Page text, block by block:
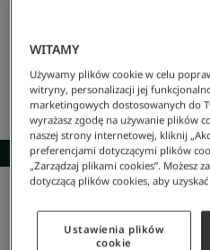
SKOMPLETUJ
Spodnie Dresowe Paris Z
WITAMY
Używamy plików cookie w celu
witryny, personalizacji jej
marketingowych dostosowanych do
wyrażasz zgodę na używanie plików
naszej strony internetowej, kliknij
preferencjami dotyczącymi plików
„Zarządzaj plikami cookies”. Możesz
dotyczącą plików cookies, aby
Ustawienia plików
cookie